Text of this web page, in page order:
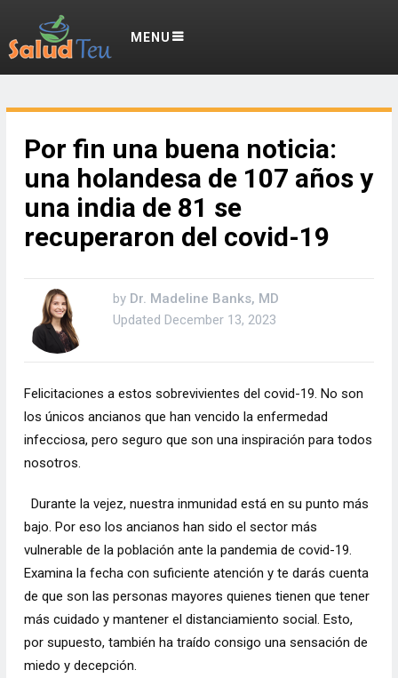
MENU
Por fin una buena noticia:
una holandesa de 107 años y
una india de 81 se
recuperaron del covid-19
by Dr. Madeline Banks, MD
Updated December 13, 2023
Felicitaciones a estos sobrevivientes del covid-19. No son
los únicos ancianos que han vencido la enfermedad
infecciosa, pero seguro que son una inspiración para todos
nosotros.
Durante la vejez, nuestra inmunidad está en su punto más
bajo. Por eso los ancianos han sido el sector más
vulnerable de la población ante la pandemia de covid-19.
Examina la fecha con suficiente atención y te darás cuenta
de que son las personas mayores quienes tienen que tener
más cuidado y mantener el distanciamiento social. Esto,
por supuesto, también ha traído consigo una sensación de
miedo y decepción.